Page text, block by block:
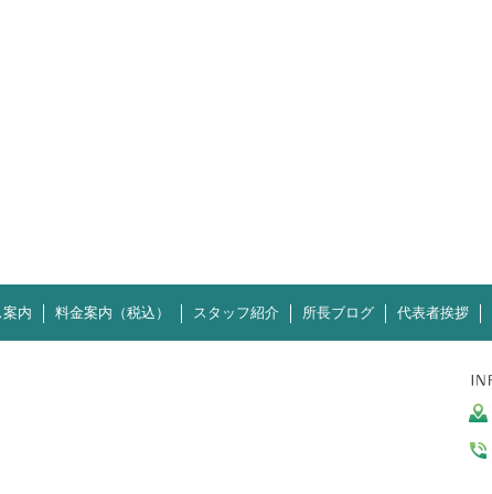
内 料金案内（税込） スタッフ紹介 所長ブログ 代表者挨拶